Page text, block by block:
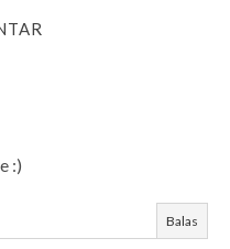
:)
Balas